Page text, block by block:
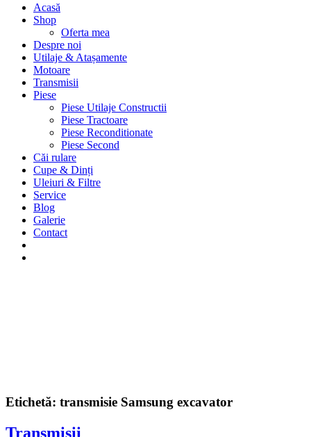
Acasă
Shop
Oferta mea
Despre noi
Utilaje & Atașamente
Motoare
Transmisii
Piese
Piese Utilaje Constructii
Piese Tractoare
Piese Reconditionate
Piese Second
Căi rulare
Cupe & Dinți
Uleiuri & Filtre
Service
Blog
Galerie
Contact
Etichetă: transmisie Samsung excavator
Transmisii